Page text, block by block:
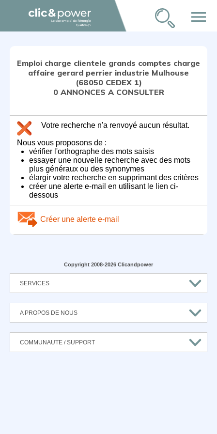
menu
Emploi charge clientele grands comptes charge
affaire gerard perrier industrie Mulhouse
(68050 CEDEX 1)
0 ANNONCES A CONSULTER
Votre recherche n'a renvoyé aucun résultat.
Nous vous proposons de :
vérifier l'orthographe des mots saisis
essayer une nouvelle recherche avec des mots
plus généraux ou des synonymes
élargir votre recherche en supprimant des critères
créer une alerte e-mail en utilisant le lien ci-
dessous
Créer une alerte e-mail
Copyright 2008-2026 Clicandpower
SERVICES
A PROPOS DE NOUS
COMMUNAUTE / SUPPORT